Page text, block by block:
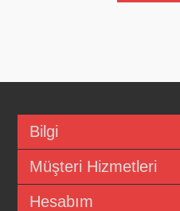
Bilgi
Müşteri Hizmetleri
Hesabım